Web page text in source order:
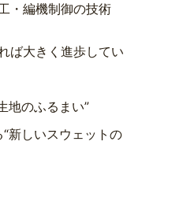
・編機制御の技術
ば大きく進歩してい
地のふるまい”
新しいスウェットの